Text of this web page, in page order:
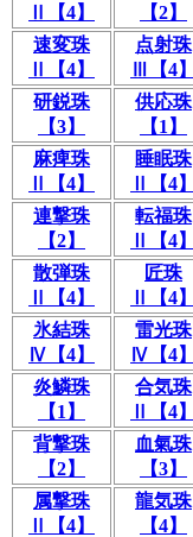
Ⅱ【4】
【2】
速変珠
Ⅱ【4】
点射珠
Ⅲ【4】
研鋭珠
【3】
供応珠
【1】
麻痺珠
Ⅱ【4】
睡眠珠
Ⅱ【4】
連撃珠
【2】
転福珠
Ⅱ【4】
散弾珠
Ⅱ【4】
匠珠
Ⅱ【4】
氷結珠
Ⅳ【4】
雷光珠
Ⅳ【4】
炎鱗珠
【1】
合気珠
Ⅱ【4】
背撃珠
【2】
血氣珠
【3】
属撃珠
Ⅱ【4】
龍気珠
【4】